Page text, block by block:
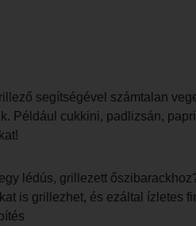
segítségével számtalan
Például cukkini, padlizsán,
lédús, grillezett
is grillezhet, és ezáltal ízletes